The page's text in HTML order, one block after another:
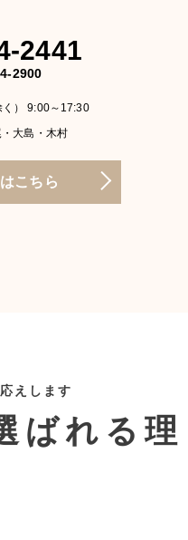
2441
2900
）
9:00～17:30
大島・木村
こちら
えします
ばれる理